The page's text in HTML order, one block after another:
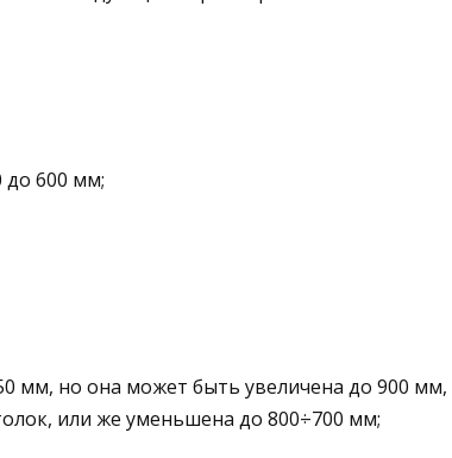
до 600 мм;
мм, но она может быть увеличена до 900 мм,
или же уменьшена до 800÷700 мм;